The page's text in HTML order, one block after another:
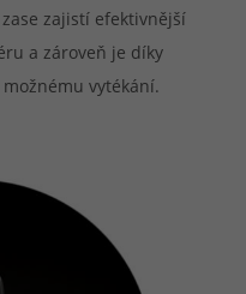
zajistí efektivnější
a zároveň je díky
vytékání.